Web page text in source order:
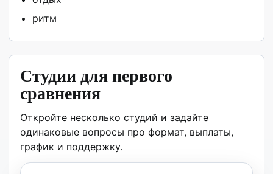
ритм
Студии для первого
сравнения
Откройте несколько студий и задайте
одинаковые вопросы про формат, выплаты,
график и поддержку.